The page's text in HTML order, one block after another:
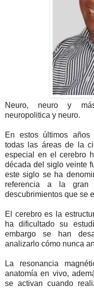
Neuro, neuro y
neuropolitica y neuro.
En estos últimos años
todas las áreas de la
especial en el cerebro
década del siglo veinte
este siglo se ha
referencia a la gran
descubrimientos que se
El cerebro es la
ha dificultado su
embargo se han
analizarlo cómo nunca
La resonancia
anatomía en vivo,
se activan cuando